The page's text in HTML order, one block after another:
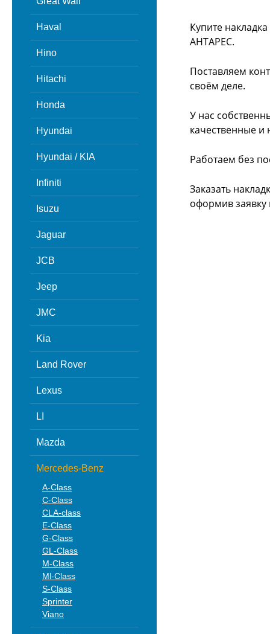
Haval
Hino
Hitachi
Honda
Hyundai
Hyundai / KIA
Infiniti
Isuzu
Jaguar
JCB
Jeep
JMC
Kia
Land Rover
Lexus
LI
Mazda
Mercedes-Benz
A-Class
C-Class
CLA-class
E-Class
G-Class
GL-Class
M-Class
Ml-Class
S-Class
Sprinter
Viano
Купите
АНТАРЕС.
Поставляем
своём деле.
У нас
качественные и
Работаем без
Заказать
оформив заявку